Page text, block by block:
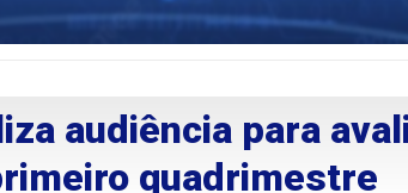
audiência para
quadrimestre